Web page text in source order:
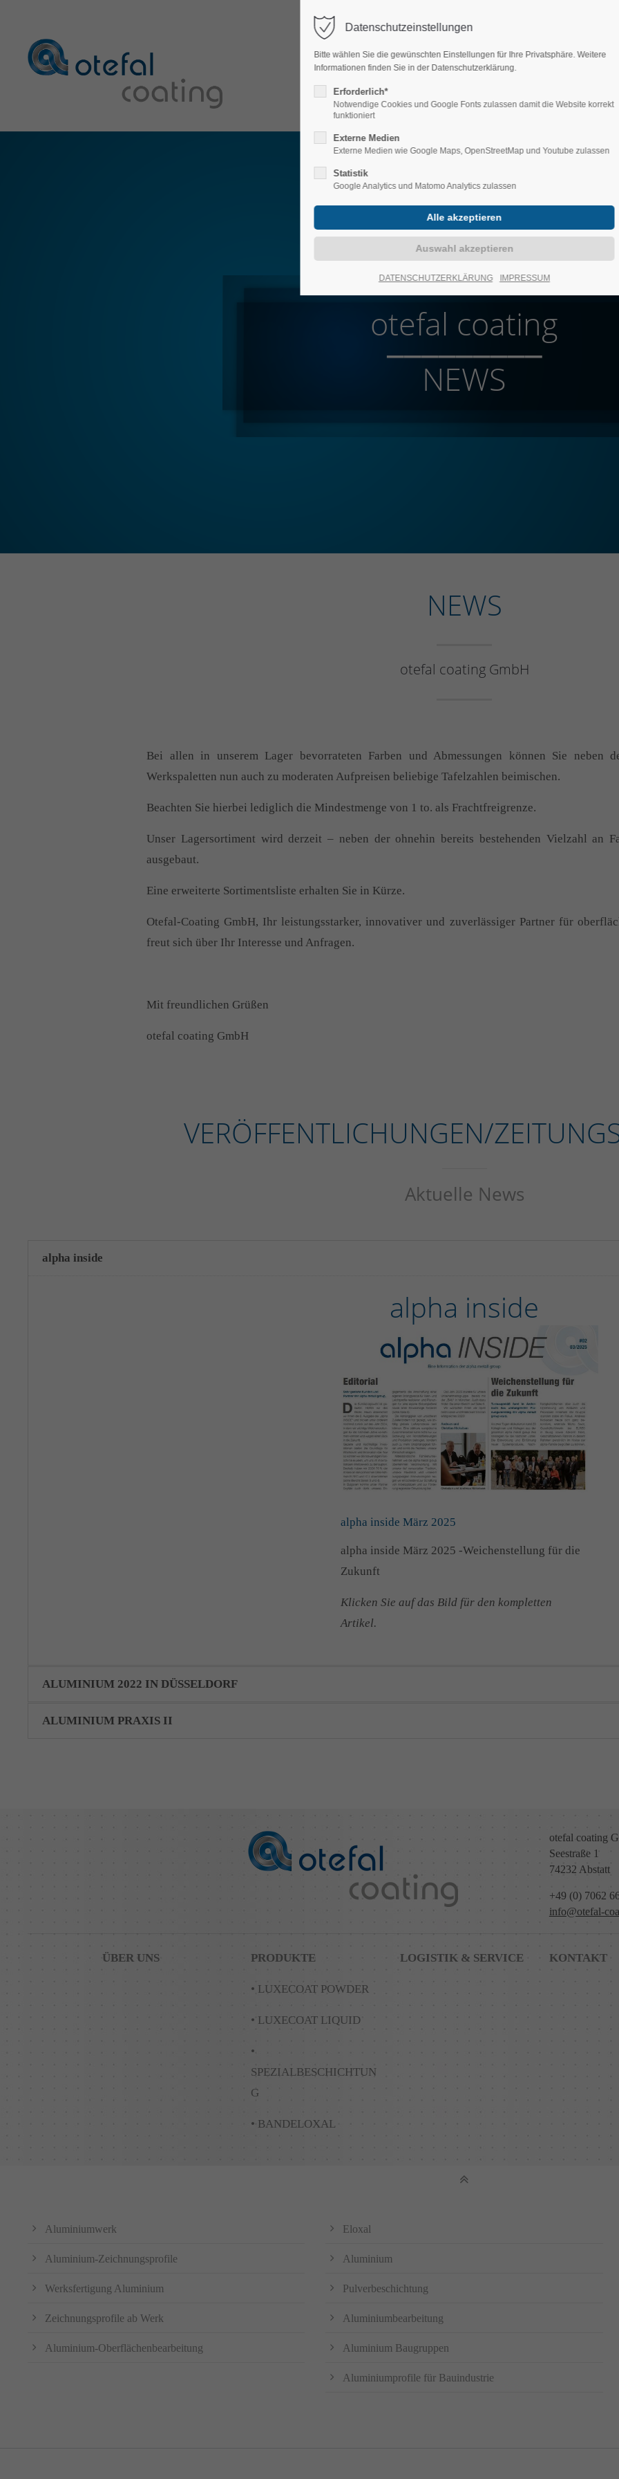
Login
Benutzername
Support
24h / 365days
Mon - Fri 8:00am - 5:00pm(GMT +1)
Have any questions?
info@yourdomain.com
ÜBER UNS
otefal coating
_________
NEWS
NEWS
otefal coating GmbH
Bei allen in unserem Lager bevorrateten Farben und Abmessungen können Sie neben
Werkspaletten nun auch zu moderaten Aufpreisen beliebige Tafelzahlen beimischen.
Beachten Sie hierbei lediglich die Mindestmenge von 1 to. als Frachtfreigrenze.
Unser Lagersortiment wird derzeit – neben der ohnehin bereits bestehenden Vielzahl an
ausgebaut.
Eine erweiterte Sortimentsliste erhalten Sie in Kürze.
Otefal-Coating GmbH, Ihr leistungsstarker, innovativer und zuverlässiger Partner für
freut sich über Ihr Interesse und Anfragen.
Mit freundlichen Grüßen
otefal coating GmbH
VERÖFFENTLICHUNGEN/
Aktuelle News
alpha inside
alpha inside
alpha inside März 2025
alpha inside März 2025 -Weichenstellung für die
Zukunft
Klicken Sie auf das Bild für den kompletten
Artikel.
ALUMINIUM 2022 IN DÜSSELDORF
ALUMINIUM PRAXIS II
otefal coating
Seestraße 1
74232 Abstatt
+49 (0) 7062
info@otefal-
ÜBER UNS PRODUKTE
• LUXECOAT POWDER
• LUXECOAT LIQUID
•
SPEZIALBESCHICHTUN
G
• BANDELOXAL
LOGISTIK & SERVICE KONTAKT
Aluminiumwerk
Aluminium-Zeichnungsprofile
Werksfertigung Aluminium
Zeichnungsprofile ab Werk
Aluminium-Oberflächenbearbeitung
Eloxal
Aluminium
Pulverbeschichtung
Aluminiumbearbeitung
Aluminium Baugruppen
Aluminiumprofile für Bauindustrie
Datenschutzeinstellungen
Bitte wählen Sie die gewünschten Einstellungen für Ihre Privatsphäre. Weitere
Informationen finden Sie in der Datenschutzerklärung.
Erforderlich*
Notwendige Cookies und Google Fonts zulassen damit die Website korrekt
funktioniert
Externe Medien
Externe Medien wie Google Maps, OpenStreetMap und Youtube zulassen
Statistik
Google Analytics und Matomo Analytics zulassen
DATENSCHUTZERKLÄRUNG IMPRESSUM